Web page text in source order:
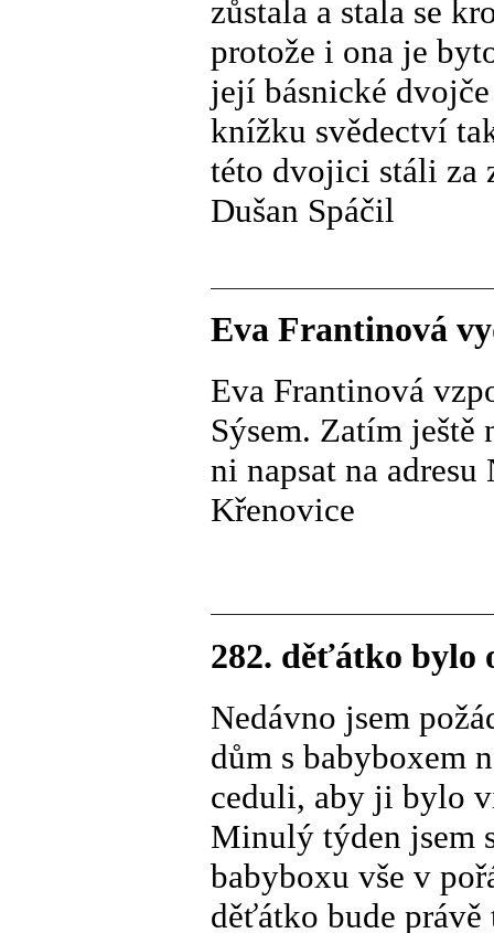
zůstala a stala se
protože i ona je
její básnické
knížku svědectví
této dvojici stáli za
Dušan Spáčil
Eva Frantinová
Eva Frantinová
Sýsem. Zatím
ni napsat na
Křenovice
282. děťátko bylo
Nedávno jsem
dům s babyboxem
ceduli, aby ji bylo
Minulý týden jsem
babyboxu vše v
děťátko bude